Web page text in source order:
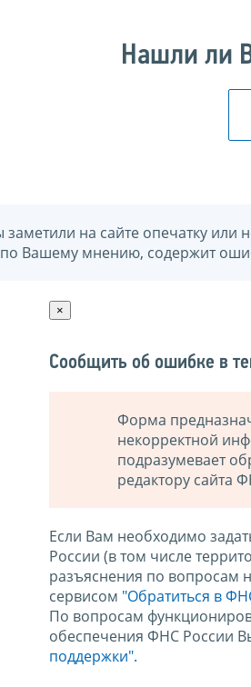
Нашли ли
заметили на сайте опечатку
по Вашему мнению, содержит
×
Сообщить об ошибке в
Форма
некорректной
подразумевает
редактору сайта
Если Вам необходимо
России (в том числе
разъяснения по вопросам
сервисом "Обратиться в
По вопросам
обеспечения ФНС России
поддержки".